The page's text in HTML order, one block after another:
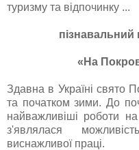
туризму та відпочинку ...
пізнавальний
«На
Здавна в Україні свято
та початком зими. До
найважливіші роботи
з'являлася
виснажливої праці.